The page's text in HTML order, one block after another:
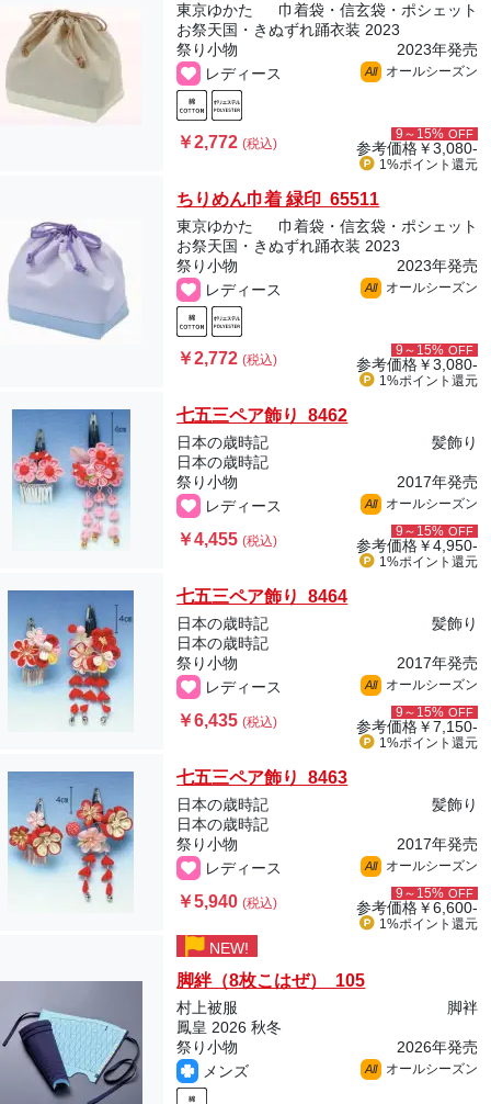
東京ゆかた
巾着袋・信玄袋・ポシェット
お祭天国・きぬずれ踊衣装 2023
祭り小物
2023年発売
レディース
All オールシーズン
￥2,772(税込)
9～15% OFF
参考価格￥3,080-
1%ポイント 還元
ちりめん巾着 緑印 65511
東京ゆかた
巾着袋・信玄袋・ポシェット
お祭天国・きぬずれ踊衣装 2023
祭り小物
2023年発売
レディース
All オールシーズン
￥2,772(税込)
9～15% OFF
参考価格￥3,080-
1%ポイント 還元
七五三ペア飾り 8462
日本の歳時記
髪飾り
日本の歳時記
祭り小物
2017年発売
レディース
All オールシーズン
￥4,455(税込)
9～15% OFF
参考価格￥4,950-
1%ポイント 還元
七五三ペア飾り 8464
日本の歳時記
髪飾り
日本の歳時記
祭り小物
2017年発売
レディース
All オールシーズン
￥6,435(税込)
9～15% OFF
参考価格￥7,150-
1%ポイント 還元
七五三ペア飾り 8463
日本の歳時記
髪飾り
日本の歳時記
祭り小物
2017年発売
レディース
All オールシーズン
￥5,940(税込)
9～15% OFF
参考価格￥6,600-
1%ポイント 還元
NEW!
脚絆（8枚こはぜ） 105
村上被服
脚袢
鳳皇 2026 秋冬
祭り小物
2026年発売
メンズ
All オールシーズン